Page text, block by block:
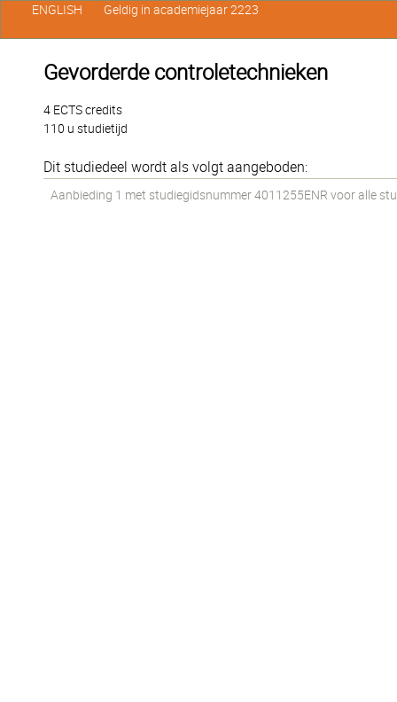
Gevorderde controletechnieken
4 ECTS credits
110 u studietijd
Dit studiedeel wordt als volgt aangeboden:
Aanbieding 1 met studiegidsnummer 4011255ENR voor alle
ENGLISH Geldig in academiejaar 2223